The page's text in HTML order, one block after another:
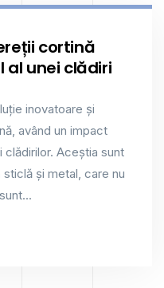
cortină
unei clădiri
inovatoare și
având un impact
clădirilor. Aceștia sunt
și metal, care nu